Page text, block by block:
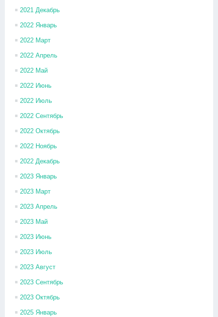
2021 Декабрь
2022 Январь
2022 Март
2022 Апрель
2022 Май
2022 Июнь
2022 Июль
2022 Сентябрь
2022 Октябрь
2022 Ноябрь
2022 Декабрь
2023 Январь
2023 Март
2023 Апрель
2023 Май
2023 Июнь
2023 Июль
2023 Август
2023 Сентябрь
2023 Октябрь
2025 Январь